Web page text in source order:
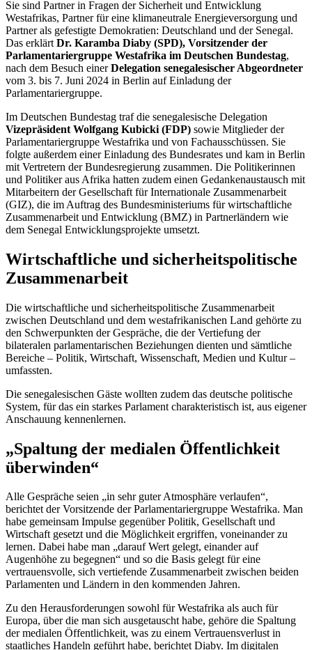
Sie sind Partner in Fragen der Sicherheit und Entwicklung
Westafrikas, Partner für eine klimaneutrale Energieversorgung und
Partner als gefestigte Demokratien: Deutschland und der Senegal.
Das erklärt Dr. Karamba Diaby (SPD), Vorsitzender der
Parlamentariergruppe Westafrika im Deutschen Bundestag,
nach dem Besuch einerDelegation senegalesischer Abgeordneter
vom 3. bis 7. Juni 2024 in Berlin auf Einladung der
Parlamentariergruppe.
Im Deutschen Bundestag traf die senegalesische Delegation
Vizepräsident Wolfgang Kubicki (FDP) sowie Mitglieder der
Parlamentariergruppe Westafrika und von Fachausschüssen. Sie
folgte außerdem einer Einladung des Bundesrates und kam in Berlin
mit Vertretern der Bundesregierung zusammen. Die Politikerinnen
und Politiker aus Afrika hatten zudem einen Gedankenaustausch mit
Mitarbeitern der Gesellschaft für Internationale Zusammenarbeit
(GIZ), die im Auftrag des Bundesministeriums für wirtschaftliche
Zusammenarbeit und Entwicklung (BMZ) in Partnerländern wie
dem Senegal Entwicklungsprojekte umsetzt.
Wirtschaftliche und sicherheitspolitische
Zusammenarbeit
Die wirtschaftliche und sicherheitspolitische Zusammenarbeit
zwischen Deutschland und dem westafrikanischen Land gehörte zu
den Schwerpunkten der Gespräche, die der Vertiefung der
bilateralen parlamentarischen Beziehungen dienten und sämtliche
Bereiche – Politik, Wirtschaft, Wissenschaft, Medien und Kultur–
umfassten.
Die senegalesischen Gäste wollten zudem das deutsche politische
System, für das ein starkes Parlament charakteristisch ist, aus eigener
Anschauung kennenlernen.
„Spaltung der medialen Öffentlichkeit
überwinden“
Alle Gespräche seien „in sehr guter Atmosphäre verlaufen“,
berichtet der Vorsitzende der Parlamentariergruppe Westafrika. Man
habe gemeinsam Impulse gegenüber Politik, Gesellschaft und
Wirtschaft gesetzt und die Möglichkeit ergriffen, voneinander zu
lernen. Dabei habe man „darauf Wert gelegt, einander auf
Augenhöhe zu begegnen“ und so die Basis gelegt für eine
vertrauensvolle, sich vertiefende Zusammenarbeit zwischen beiden
Parlamenten und Ländern in den kommenden Jahren.
Zu den Herausforderungen sowohl für Westafrika als auch für
Europa, über die man sich ausgetauscht habe, gehöre die Spaltung
der medialen Öffentlichkeit, was zu einem Vertrauensverlust in
staatliches Handeln geführt habe, berichtet Diaby. Im digitalen